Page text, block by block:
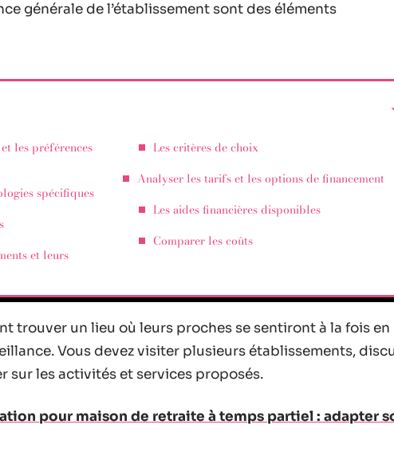
générale de l’établissement sont des éléments
les préférences
spécifiques
et leurs
Les critères de choix
Analyser les tarifs et les options de financement
Les aides financières disponibles
Comparer les coûts
trouver un lieu où leurs proches se sentiront à la fois en
Vous devez visiter plusieurs établissements,
sur les activités et services proposés.
pour maison de retraite à temps partiel : adapter